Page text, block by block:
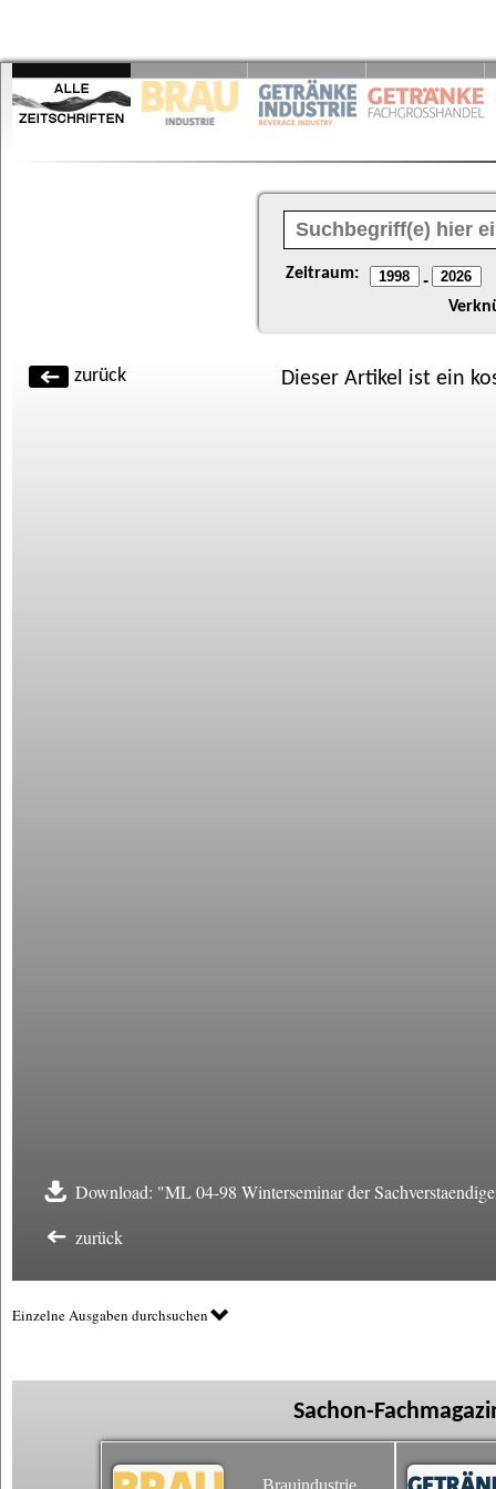
Zeitraum: -
zurück Dieser Artikel ist ein
Download: "ML 04-98 Winterseminar der
zurück
Einzelne Ausgaben durchsuchen
Sachon-
Brauindustrie